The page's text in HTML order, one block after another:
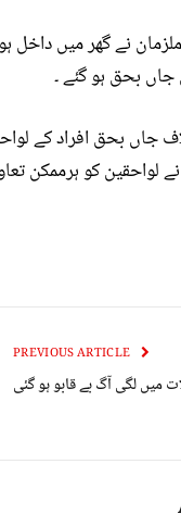
نے گھر میں
جاں بحق ہو گئے ۔
جاں بحق افراد کے
لواحقین کو ہرممکن
میں لگی آگ بے قابو ہو گئی